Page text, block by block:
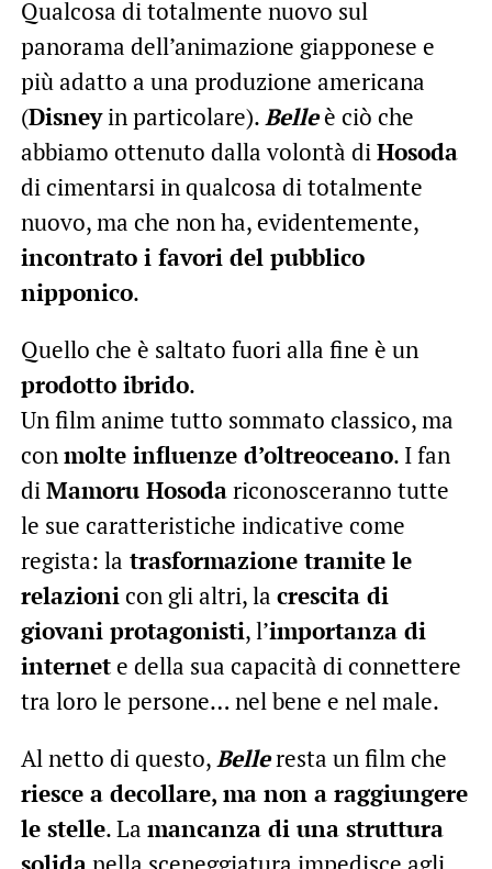
Qualcosa di totalmente nuovo sul
panorama dell’animazione giapponese e
più adatto a una produzione americana
(Disneyin particolare).Belleè ciò che
abbiamo ottenuto dalla volontà diHosoda
di cimentarsi in qualcosa di totalmente
nuovo, ma che non ha, evidentemente,
incontrato i favori del pubblico
nipponico.
Quello che è saltato fuori alla fine è un
prodotto ibrido.
Un film anime tutto sommato classico, ma
conmolte influenze d’oltreoceano. I fan
diMamoru Hosodariconosceranno tutte
le sue caratteristiche indicative come
regista: la trasformazione tramite le
relazionicon gli altri, la crescita di
giovani protagonisti, l’importanza di
internete della sua capacità di connettere
tra loro le persone… nel bene e nel male.
Al netto di questo,Belleresta un film che
riesce a decollare, ma non a raggiungere
le stelle. La mancanza di una struttura